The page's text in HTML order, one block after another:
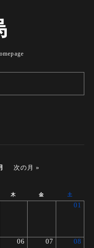
次の月 »
木 金 土
01
06 07 08